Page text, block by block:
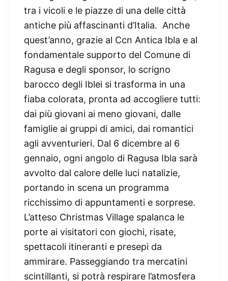
tra i vicoli e le piazze di una delle città
antiche più affascinanti d’Italia. Anche
quest’anno, grazie al Ccn Antica Ibla e al
fondamentale supporto del Comune di
Ragusa e degli sponsor, lo scrigno
barocco degli Iblei si trasforma in una
fiaba colorata, pronta ad accogliere tutti:
dai più giovani ai meno giovani, dalle
famiglie ai gruppi di amici, dai romantici
agli avventurieri. Dal 6 dicembre al 6
gennaio, ogni angolo di Ragusa Ibla sarà
avvolto dal calore delle luci natalizie,
portando in scena un programma
ricchissimo di appuntamenti e sorprese.
L’atteso Christmas Village spalanca le
porte ai visitatori con giochi, risate,
spettacoli itineranti e presepi da
ammirare. Passeggiando tra mercatini
scintillanti, si potrà respirare l’atmosfera